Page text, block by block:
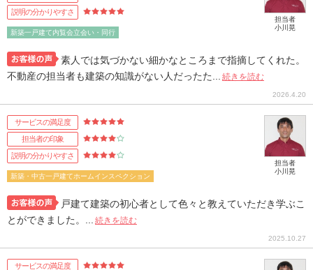
説明の分かりやすさ
新築一戸建て内覧会立会い・同行
担当者
小川晃
素人では気づかない細かなところまで指摘してくれた。
不動産の担当者も建築の知識がない人だったた...
続きを読む
2026.4.20
サービスの満足度
担当者の印象
説明の分かりやすさ
新築・中古一戸建てホームインスペクション
担当者
小川晃
戸建て建築の初心者として色々と教えていただき学ぶこ
とができました。...
続きを読む
2025.10.27
サービスの満足度